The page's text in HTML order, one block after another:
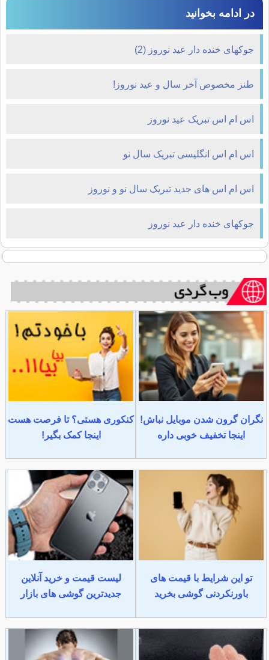
در ادامه بخوانید
جوکهای خنده دار عید نوروز (2)
طنز مخصوص آخر سال و عید نوروز!
اس ام اس تبریک عید نوروز
اس ام اس انگلیسی تبریک سال نو
اس ام اس های جدید تبریک سال نو و نوروز
جوکهای خنده دار عید نوروز
نگران گرون شدن موبایل نباش!
اینجا تخفیف خوبی داره
کنکوری هستی؟ تا فرصت هست
اینجا کمک بگیر!
تو این شرایط با قیمت های
باورنکردنی گوشی بخرید
لیست قیمت و خرید آنلاین
جدیدترین گوشی های بازار